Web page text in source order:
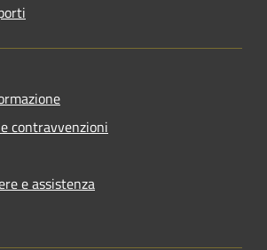
contravvenzioni
e assistenza